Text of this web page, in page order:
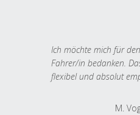
Ich möchte mich für
Fahrer/in bedanken.
flexibel und absolut
M.